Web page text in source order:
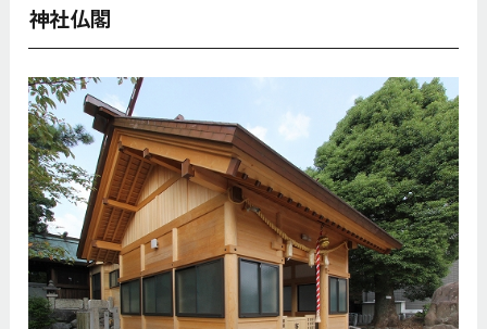
神社仏閣